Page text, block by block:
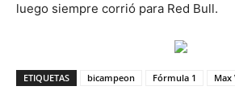
luego siempre corrió para Red Bull.
ETIQUETAS bicampeon Fórmula 1 Max